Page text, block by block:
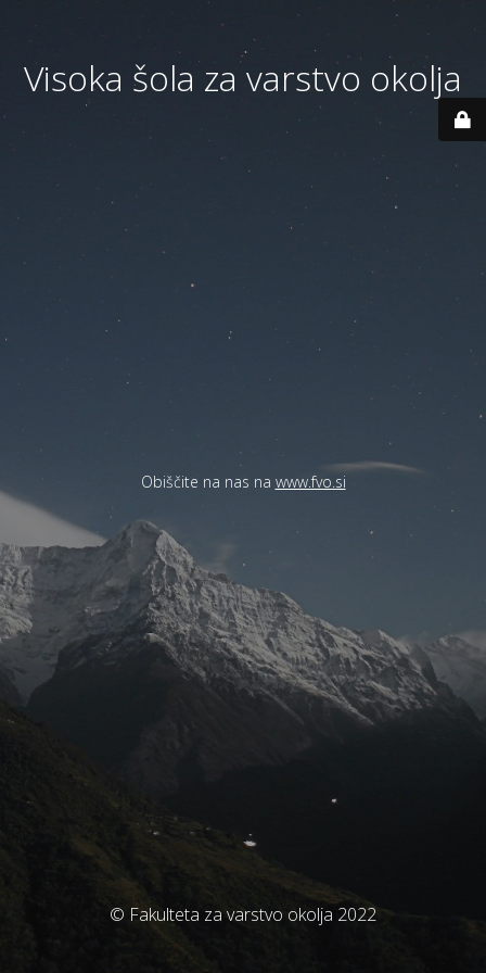
Visoka šola za varstvo okolja
Obiščite na nas na www.fvo.si
© Fakulteta za varstvo okolja 2022